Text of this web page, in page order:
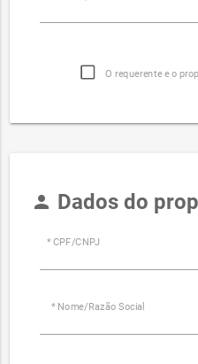
O requerente e o
person Dados do
* CPF/CNPJ
* Nome/Razão Social